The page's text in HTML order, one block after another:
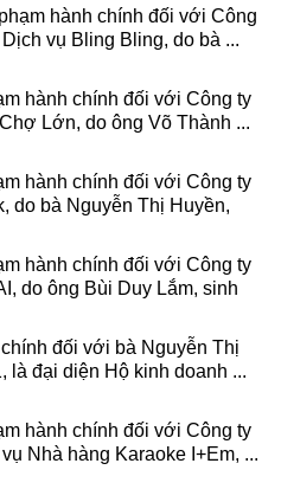
hành chính đối với Công
vụ Bling Bling, do bà ...
hành chính đối với Công ty
Lớn, do ông Võ Thành ...
hành chính đối với Công ty
do bà Nguyễn Thị Huyền,
hành chính đối với Công ty
do ông Bùi Duy Lắm, sinh
đối với bà Nguyễn Thị
là đại diện Hộ kinh doanh ...
hành chính đối với Công ty
Nhà hàng Karaoke I+Em, ...